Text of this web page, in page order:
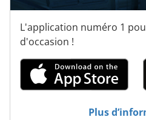
L'application numéro 1
d'occasion !
Plus